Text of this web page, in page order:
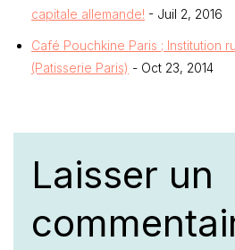
capitale allemande! - Juil 2, 2016
Café Pouchkine Paris ; Institution
(Patisserie Paris) - Oct 23, 2014
Laisser un